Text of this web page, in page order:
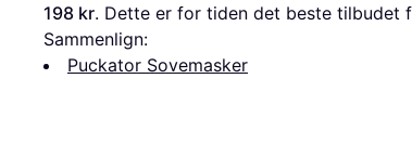
198 kr. Dette er for tiden det beste tilbudet
Sammenlign:
Puckator Sovemasker